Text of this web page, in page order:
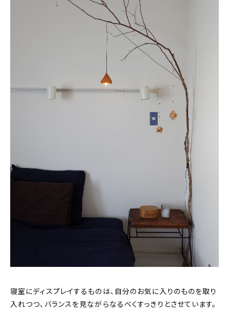
寝室にディスプレイするものは、自分のお気に入りのものを取り
入れつつ、バランスを見ながらなるべくすっきりとさせています。